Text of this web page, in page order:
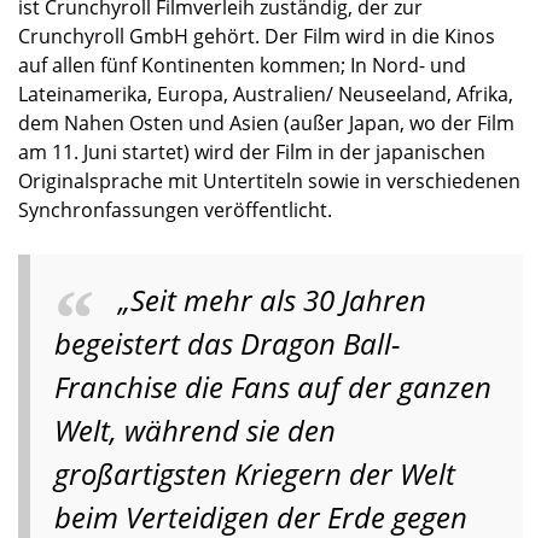
ist Crunchyroll Filmverleih zuständig, der zur
Crunchyroll GmbH gehört. Der Film wird in die Kinos
auf allen fünf Kontinenten kommen; In Nord- und
Lateinamerika, Europa, Australien/ Neuseeland, Afrika,
dem Nahen Osten und Asien (außer Japan, wo der Film
am 11. Juni startet) wird der Film in der japanischen
Originalsprache mit Untertiteln sowie in verschiedenen
Synchronfassungen veröffentlicht.
„Seit mehr als 30 Jahren
begeistert das Dragon Ball-
Franchise die Fans auf der ganzen
Welt, während sie den
großartigsten Kriegern der Welt
beim Verteidigen der Erde gegen